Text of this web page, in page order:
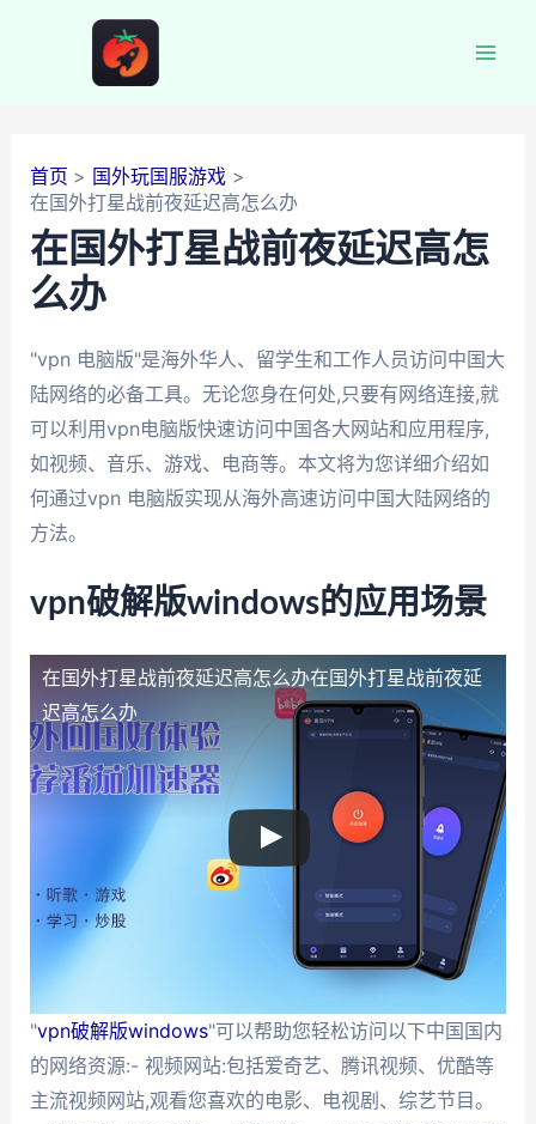
首页
国外玩国服游戏
在国外打星战前夜延迟高怎么办
在国外打星战前夜延迟高怎
么办
"vpn 电脑版"是海外华人、留学生和工作人员访问中国大
陆网络的必备工具。无论您身在何处,只要有网络连接,就
可以利用vpn电脑版快速访问中国各大网站和应用程序,
如视频、音乐、游戏、电商等。本文将为您详细介绍如
何通过vpn 电脑版实现从海外高速访问中国大陆网络的
方法。
vpn破解版windows的应用场景
在国外打星战前夜延迟高怎么办在国外打星战前夜延
迟高怎么办
"vpn破解版windows"可以帮助您轻松访问以下中国国内
的网络资源:- 视频网站:包括爱奇艺、腾讯视频、优酷等
主流视频网站,观看您喜欢的电影、电视剧、综艺节目。